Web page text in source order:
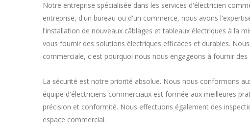
Notre entreprise spécialisée dans les services d'électricien
entreprise, d'un bureau ou d'un commerce, nous avons
l'installation de nouveaux câblages et tableaux électriques à la
vous fournir des solutions électriques efficaces et durables.
commerciale, c'est pourquoi nous nous engageons à fournir des
La sécurité est notre priorité absolue. Nous nous conformons
équipe d'électriciens commerciaux est formée aux meilleures
précision et conformité. Nous effectuons également des
espace commercial.